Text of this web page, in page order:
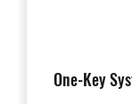
One-Key